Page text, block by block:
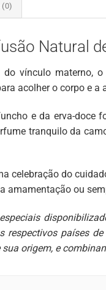
(0)
Natural
do vínculo materno,
acolher o corpo e
e da erva-doce
tranquilo da
celebração do
amamentação ou
respectivos países
sua origem, e